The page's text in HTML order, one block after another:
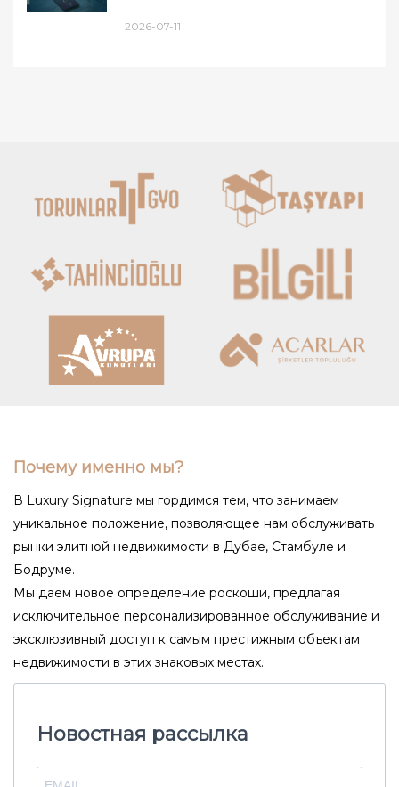
2026-07-11
Почему именно мы?
В Luxury Signature мы гордимся тем, что занимаем
уникальное положение, позволяющее нам обслуживать
рынки элитной недвижимости в Дубае, Стамбуле и
Бодруме.
Мы даем новое определение роскоши, предлагая
исключительное персонализированное обслуживание и
эксклюзивный доступ к самым престижным объектам
недвижимости в этих знаковых местах.
Новостная рассылка